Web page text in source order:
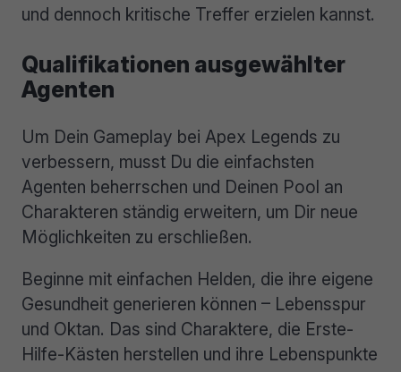
und dennoch kritische Treffer erzielen kannst.
Qualifikationen ausgewählter
Agenten
Um Dein Gameplay bei Apex Legends zu
verbessern, musst Du die einfachsten
Agenten beherrschen und Deinen Pool an
Charakteren ständig erweitern, um Dir neue
Möglichkeiten zu erschließen.
Beginne mit einfachen Helden, die ihre eigene
Gesundheit generieren können – Lebensspur
und Oktan. Das sind Charaktere, die Erste-
Hilfe-Kästen herstellen und ihre Lebenspunkte